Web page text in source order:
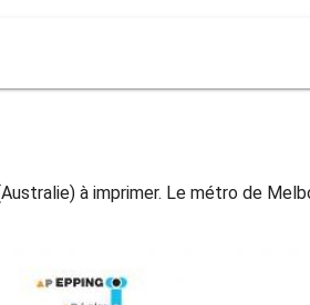
à imprimer. Le métro de